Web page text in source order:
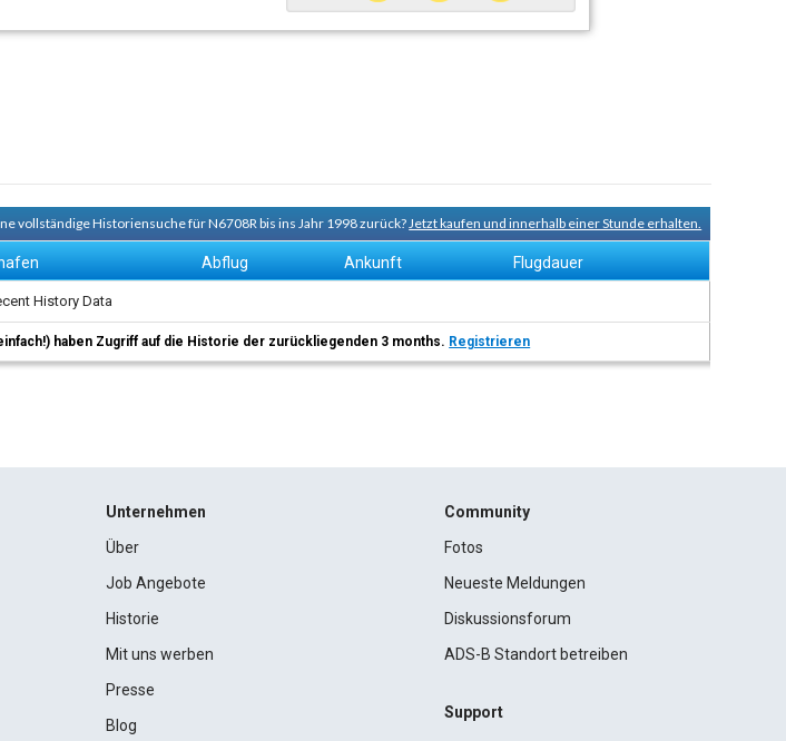
vollständige Historiensuche für N6708R bis ins Jahr 1998 zurück?Jetzt kaufen und innerhalb einer Stunde erhalten.
Abflug Ankunft Flugdauer
History Data
haben Zugriff auf die Historie der zurückliegenden 3 months. Registrieren
Unternehmen
Über
Job Angebote
Historie
Mit uns werben
Presse
Blog
Community
Fotos
Neueste Meldungen
Diskussionsforum
ADS-B Standort betreiben
Support